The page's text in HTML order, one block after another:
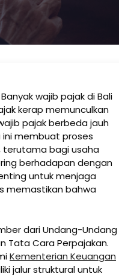
wajib pajak di Bali
kerap memunculkan
pajak berbeda jauh
membuat proses
terutama bagi usaha
berhadapan dengan
untuk menjaga
memastikan bahwa
dari Undang-Undang
Tata Cara Perpajakan.
Kementerian Keuangan
jalur struktural untuk